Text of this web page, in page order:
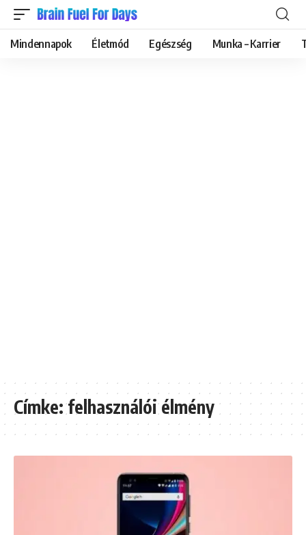
Mindennapok Életmód Egészség Munka – Karrier
Címke:felhasználói élmény